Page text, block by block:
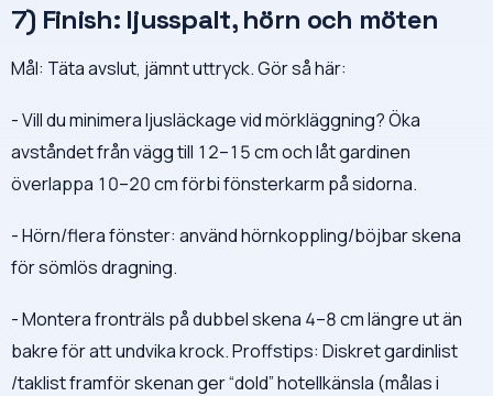
7) Finish: ljusspalt, hörn och möten
Mål: Täta avslut, jämnt uttryck. Gör så här:
- Vill du minimera ljusläckage vid mörkläggning? Öka
avståndet från vägg till 12–15 cm och låt gardinen
överlappa 10–20 cm förbi fönsterkarm på sidorna.
- Hörn/flera fönster: använd hörnkoppling/böjbar skena
för sömlös dragning.
- Montera fronträls på dubbel skena 4–8 cm längre ut än
bakre för att undvika krock. Proffstips: Diskret gardinlist
/taklist framför skenan ger “dold” hotellkänsla (målas i